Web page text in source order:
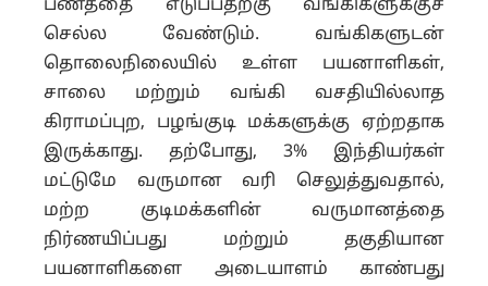
பணத்தை எடுப்பதற்கு வங்கிகளுக்குச்
செல்ல வேண்டும். வங்கிகளுடன்
தொலைநிலையில் உள்ள பயனாளிகள்,
சாலை மற்றும் வங்கி வசதியில்லாத
கிராமப்புற, பழங்குடி மக்களுக்கு ஏற்றதாக
இருக்காது. தற்போது, 3% இந்தியர்கள்
மட்டுமே வருமான வரி செலுத்துவதால்,
மற்ற குடிமக்களின் வருமானத்தை
நிர்ணயிப்பது மற்றும் தகுதியான
பயனாளிகளை அடையாளம் காண்பது